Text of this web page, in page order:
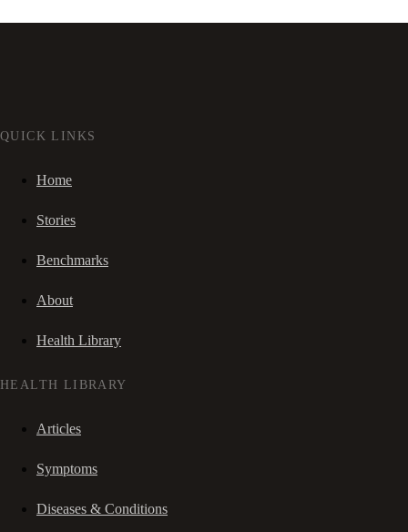
QUICK LINKS
Home
Stories
Benchmarks
About
Health Library
HEALTH LIBRARY
Articles
Symptoms
Diseases & Conditions